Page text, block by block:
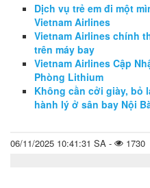
Dịch vụ trẻ em đi một
Vietnam Airlines
Vietnam Airlines chính
trên máy bay
Vietnam Airlines Cập
Phòng Lithium
Không cần cởi giày, bỏ
hành lý ở sân bay Nội
06/11/2025 10:41:31 SA - 1730